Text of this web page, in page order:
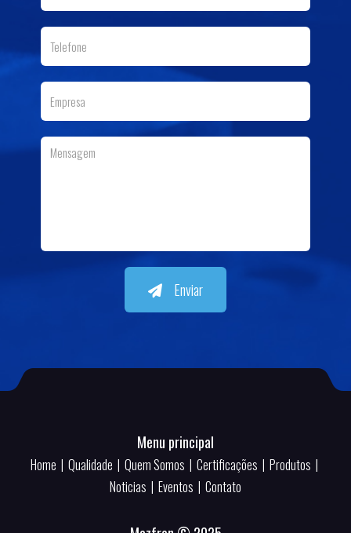
Enviar
Menu principal
Home | Qualidade | Quem Somos | Certificações | Produtos |
Noticias | Eventos | Contato